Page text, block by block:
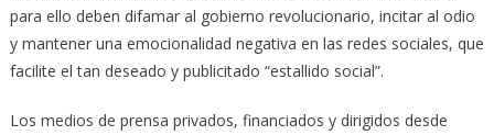
para ello deben difamar al gobierno revolucionario, incitar al odio
y mantener una emocionalidad negativa en las redes sociales, que
facilite el tan deseado y publicitado “estallido social”.
Los medios de prensa privados, financiados y dirigidos desde